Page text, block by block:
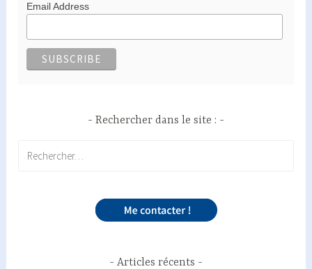
Email Address
Rechercher dans le site :
Articles récents